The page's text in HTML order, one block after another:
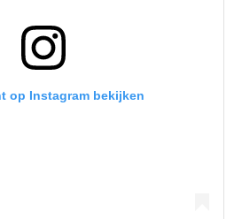
op Instagram bekijken